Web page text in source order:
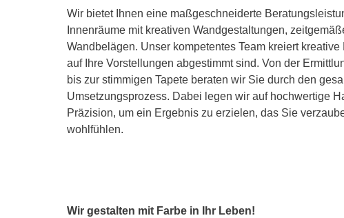
Wir bietet Ihnen eine maßgeschneiderte
Innenräume mit kreativen Wandgestaltungen,
Wandbelägen. Unser kompetentes Team kreiert
auf Ihre Vorstellungen abgestimmt sind. Von der
bis zur stimmigen Tapete beraten wir Sie durch den
Umsetzungsprozess. Dabei legen wir auf hochwertige
Präzision, um ein Ergebnis zu erzielen, das Sie
wohlfühlen.
Wir gestalten mit Farbe in Ihr Leben!